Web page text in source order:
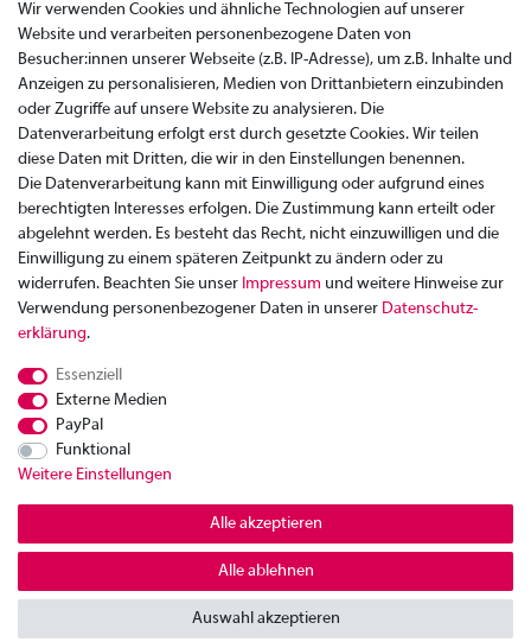
Zahlung
Rücksendung
Datenschutzerklärung
AGB
Widerrufsrecht
Wir verwenden Cookies und ähnliche Technologien auf unserer
Website und verarbeiten personenbezogene Daten von
Besucher:innen unserer Webseite (z.B. IP-Adresse), um z.B. Inhalte und
Anzeigen zu personalisieren, Medien von Drittanbietern einzubinden
oder Zugriffe auf unsere Website zu analysieren. Die
Datenverarbeitung erfolgt erst durch gesetzte Cookies. Wir teilen
diese Daten mit Dritten, die wir in den Einstellungen benennen.
Die Datenverarbeitung kann mit Einwilligung oder aufgrund eines
berechtigten Interesses erfolgen. Die Zustimmung kann erteilt oder
abgelehnt werden. Es besteht das Recht, nicht einzuwilligen und die
Einwilligung zu einem späteren Zeitpunkt zu ändern oder zu
widerrufen. Beachten Sie unser Impressum und weitere Hinweise zur
Verwendung personenbezogener Daten in unserer Daten­schutz­
erklärung.
Essenziell
Externe Medien
PayPal
Funktional
Weitere Einstellungen
Alle akzeptieren
Alle ablehnen
Auswahl akzeptieren